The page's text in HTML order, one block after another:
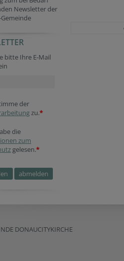
Newsletter der
bitte Ihre E-Mail
der
zu.*
die
zum
gelesen.*
DONAUCITYKIRCHE